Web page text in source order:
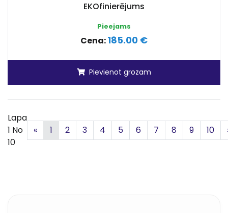
EKOfinierējums
Pieejams
Cena:185.00 €
Pievienot grozam
Lapa
1 No
10
«Iepriekšējā
1 2 3 4 5 6 7 8 9 10